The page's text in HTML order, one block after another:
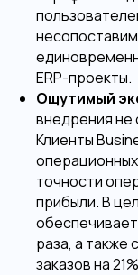
ERP-проекты.
Ощутимый
внедрения не
Клиенты
точности
прибыли. В
раза, а также
заказов на